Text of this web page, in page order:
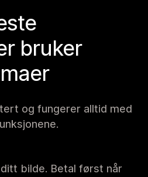
bruker
og fungerer alltid med
bilde. Betal først når